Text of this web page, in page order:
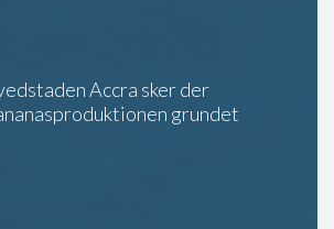
Accra sker der
grundet